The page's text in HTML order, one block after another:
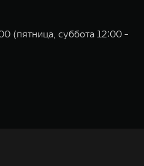
(пятница, суббота 12:00 -
— глобальный производитель
специализирующийся на